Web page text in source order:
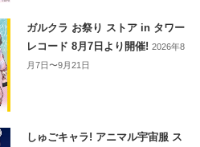
ガルクラ お祭り ストア in タワー
レコード 8月7日より開催!2026年8
月7日〜9月21日
しゅごキャラ! アニマル宇宙服 ス